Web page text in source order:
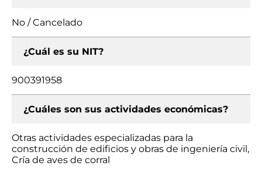
No / Cancelado
¿Cuál es su NIT?
900391958
¿Cuáles son sus actividades económicas?
Otras actividades especializadas para la
construcción de edificios y obras de ingeniería civil,
Cría de aves de corral